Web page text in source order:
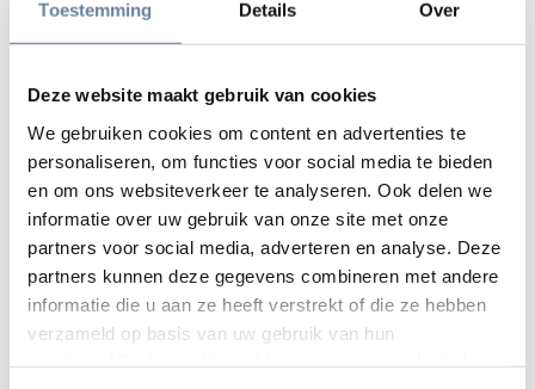
Toestemming Details Over
Deze website maakt gebruik van cookies
We gebruiken cookies om content en advertenties te
personaliseren, om functies voor social media te bieden
en om ons websiteverkeer te analyseren. Ook delen we
informatie over uw gebruik van onze site met onze
partners voor social media, adverteren en analyse. Deze
partners kunnen deze gegevens combineren met andere
informatie die u aan ze heeft verstrekt of die ze hebben
verzameld op basis van uw gebruik van hun
At work
repareert of vervangt de volledige (kantoor)inrichting bij uw klanten
of medewerkers. Hierna verlengen onze onderhoudsplanningen
de levensduur van de verschillende apparatuur. Van
koffiemachines tot laptops en smartboards. Wanneer er ondanks
periodiek onderhoud, toch een defect ontstaat, zorgen wij ervoor
dat uw klant of uw medewerkers weer snel up and running zijn. Dit
geldt overigens ook zeker voor thuiswerkplekken. Ook daar kunt u
kunt bij ons terecht voor bezorging, montage, installatie,
onderhoud en reparatie door onze ervaren en gecertificeerde
engineers. Ondertussen bespaart u flink op (extra) reparatie-,